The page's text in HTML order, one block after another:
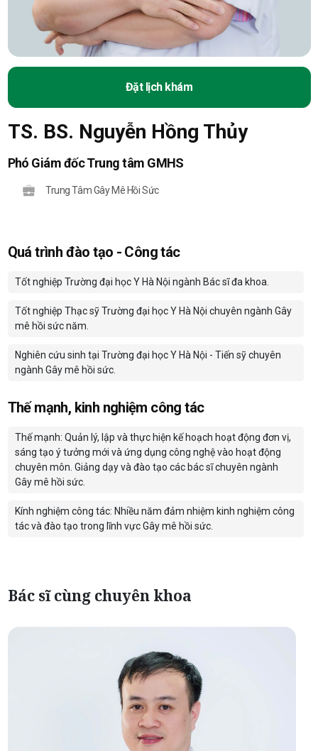
Đặt lịch khám
TS. BS. Nguyễn Hồng Thủy
Phó Giám đốc Trung tâm GMHS
Trung Tâm Gây Mê Hồi Sức
Quá trình đào tạo - Công tác
Tốt nghiệp Trường đại học Y Hà Nội ngành Bác sĩ đa khoa.
Tốt nghiệp Thạc sỹ Trường đại học Y Hà Nội chuyên ngành Gây
mê hồi sức năm.
Nghiên cứu sinh tại Trường đại học Y Hà Nội - Tiến sỹ chuyên
ngành Gây mê hồi sức.
Thế mạnh, kinh nghiệm công tác
Thế mạnh: Quản lý, lập và thực hiện kế hoạch hoạt động đơn vị,
sáng tạo ý tưởng mới và ứng dụng công nghệ vào hoạt động
chuyên môn. Giảng dạy và đào tạo các bác sĩ chuyên ngành
Gây mê hồi sức.
Kính nghiệm công tác: Nhiều năm đảm nhiệm kinh nghiệm công
tác và đào tạo trong lĩnh vực Gây mê hồi sức.
Bác sĩ cùng chuyên khoa